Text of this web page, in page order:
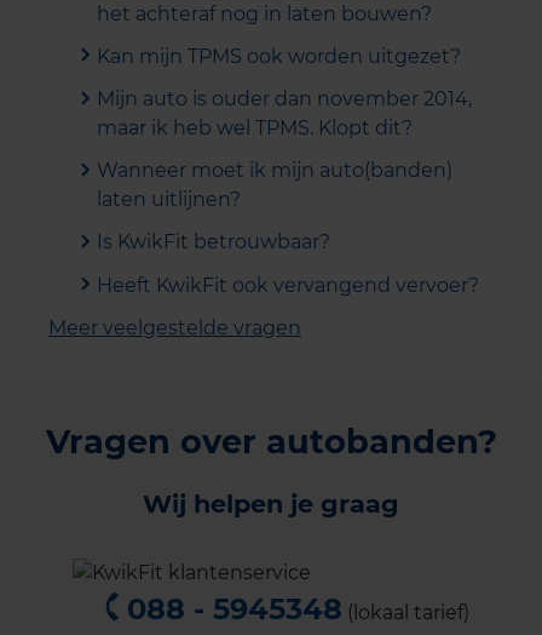
het achteraf nog in laten bouwen?
Kan mijn TPMS ook worden uitgezet?
Mijn auto is ouder dan november 2014,
maar ik heb wel TPMS. Klopt dit?
Wanneer moet ik mijn auto(banden)
laten uitlijnen?
Is KwikFit betrouwbaar?
Heeft KwikFit ook vervangend vervoer?
Meer veelgestelde vragen
Vragen over autobanden?
Wij helpen je graag
088 - 5945348 (lokaal tarief)